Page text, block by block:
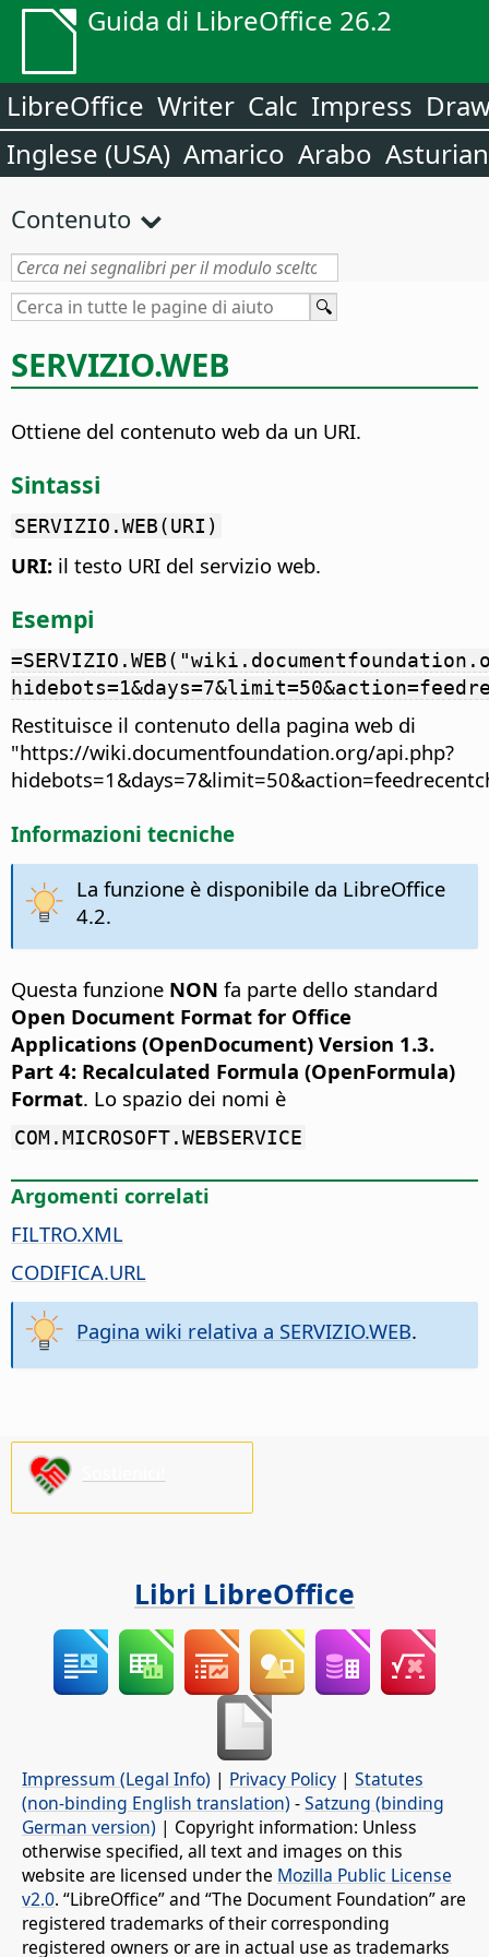
Guida di LibreOffice 26.2
LibreOffice Writer Calc Impress
Inglese (USA) Amarico Arabo
Contenuto
SERVIZIO.WEB
Ottiene del contenuto web da un URI.
Sintassi
SERVIZIO.WEB(URI)
URI: il testo URI del servizio web.
Esempi
Restituisce il contenuto della pagina web di
"https://wiki.documentfoundation.org/api.php?
Informazioni tecniche
La funzione è disponibile da LibreOffice
4.2.
Questa funzione NON fa parte dello standard
Open Document Format for Office
Applications (OpenDocument) Version 1.3.
Part 4: Recalculated Formula (OpenFormula)
Format. Lo spazio dei nomi è
COM.MICROSOFT.WEBSERVICE
Argomenti correlati
FILTRO.XML
CODIFICA.URL
Pagina wiki relativa a SERVIZIO.WEB.
Libri LibreOffice
Impressum (Legal Info) | Privacy Policy | Statutes
(non-binding English translation) -Satzung (binding
German version) | Copyright information: Unless
otherwise specified, all text and images on this
website are licensed under the Mozilla Public License
v2.0. “LibreOffice” and “The Document Foundation” are
registered trademarks of their corresponding
registered owners or are in actual use as trademarks